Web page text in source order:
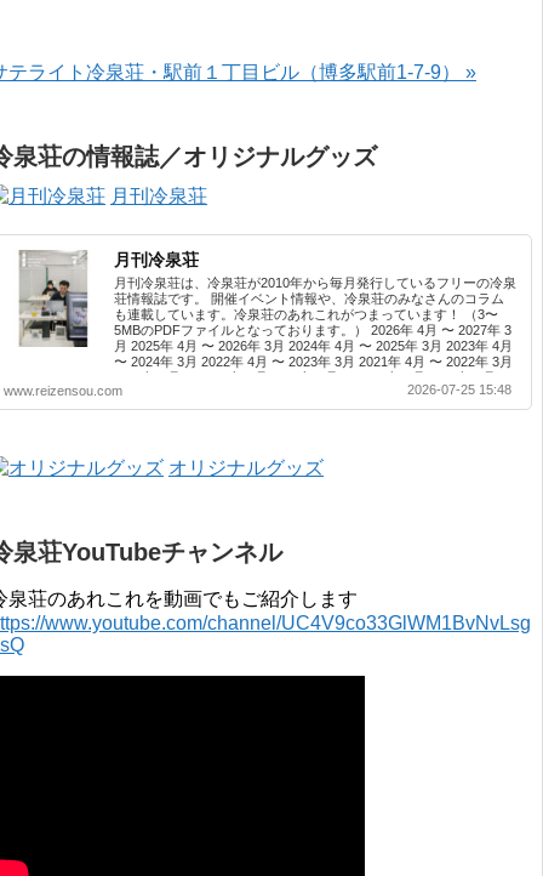
テライト冷泉荘・駅前１丁目ビル（博多駅前1-7-9） »
泉荘の情報誌／オリジナルグッズ
月刊冷泉荘
月刊冷泉荘
月刊冷泉荘は、冷泉荘が2010年から毎月発行しているフリーの冷泉
荘情報誌です。 開催イベント情報や、冷泉荘のみなさんのコラム
も連載しています。冷泉荘のあれこれがつまっています！ （3〜
5MBのPDFファイルとなっております。） 2026年 4月 〜 2027年 3
月 2025年 4月 〜 2026年 3月 2024年 4月 〜 2025年 3月 2023年 4月
〜 2024年 3月 2022年 4月 〜 2023年 3月 2021年 4月 〜 2022年 3月
2020年 4月 〜 2021年 3月 2019年 4月 〜 2020年 3月 2018年 4月 〜
2019年 3月 2017年 4月 〜 2018年 3月 2016年 4月 〜 2017年 3月
2015年 4月 〜 2016年 3月 2014年 4月 〜 2015年 3月 2013...
www.reizensou.com 2026-07-25 15:48
オリジナルグッズ
泉荘YouTubeチャンネル
泉荘のあれこれを動画でもご紹介します
www.youtube.com/channel/UC4V9co33GlWM1BvNvLsg